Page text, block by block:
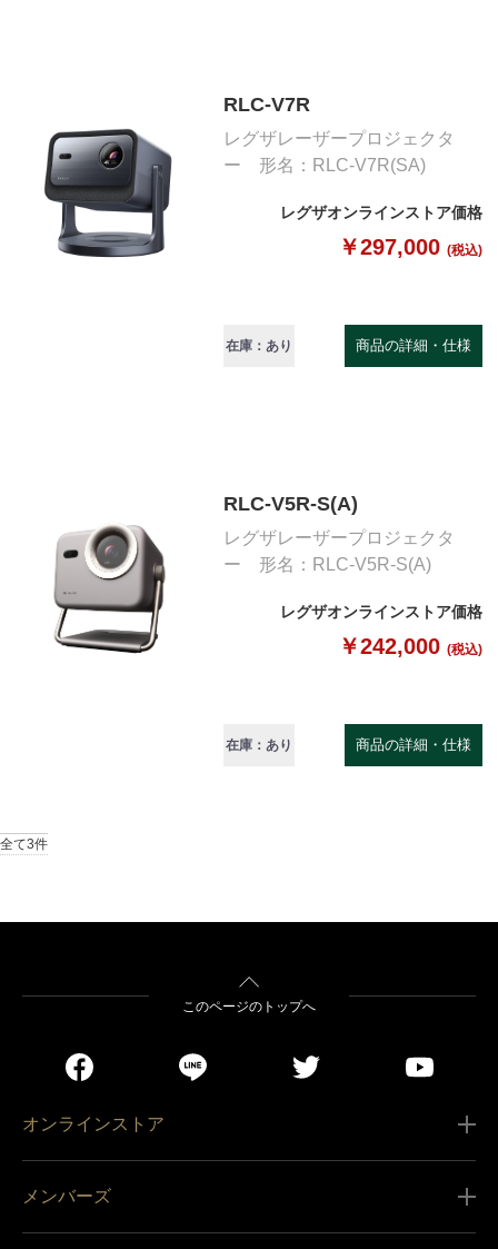
RLC-V7R
レグザレーザープロジェクタ
ー 形名：RLC-V7R(SA)
レグザオンラインストア価格
￥297,000 (税込)
在庫：あり 商品の詳細・仕様
RLC-V5R-S(A)
レグザレーザープロジェクタ
ー 形名：RLC-V5R-S(A)
レグザオンラインストア価格
￥242,000 (税込)
在庫：あり 商品の詳細・仕様
全て3件
このページのトップへ
オンラインストア
メンバーズ